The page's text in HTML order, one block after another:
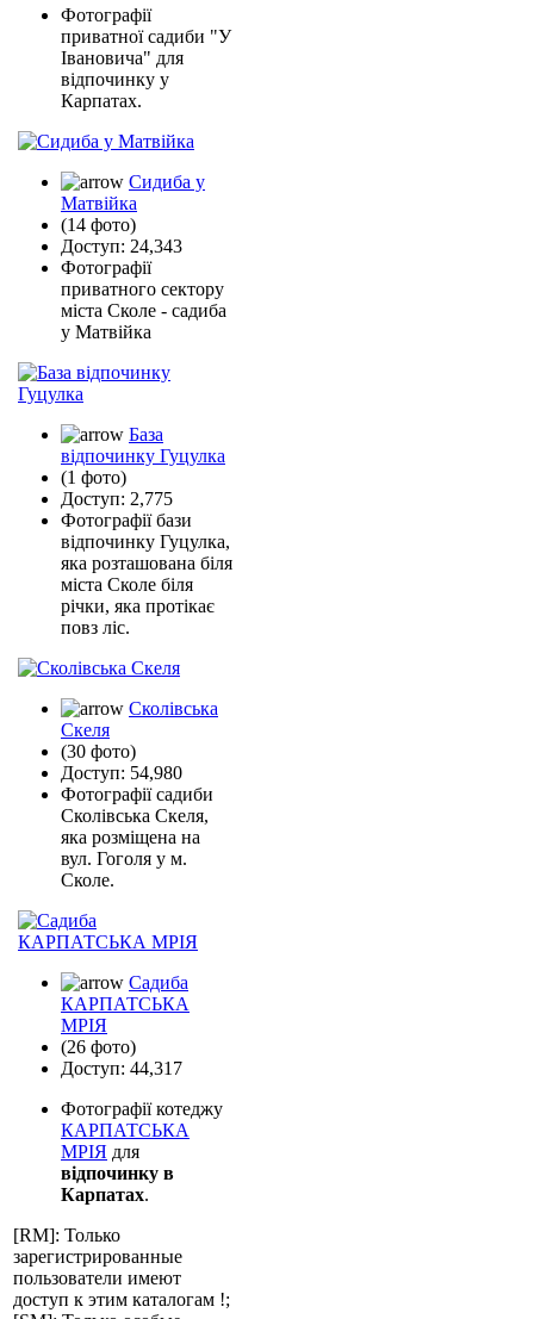
Фотографії
приватної садиби "У
Івановича" для
відпочинку у
Карпатах.
Сидиба у
Матвійка
(14 фото)
Доступ: 24,343
Фотографії
приватного сектору
міста Сколе - садиба
у Матвійка
База
відпочинку Гуцулка
(1 фото)
Доступ: 2,775
Фотографії бази
відпочинку Гуцулка,
яка розташована біля
міста Сколе біля
річки, яка протікає
повз ліс.
Сколівська
Скеля
(30 фото)
Доступ: 54,980
Фотографії садиби
Сколівська Скеля,
яка розміщена на
вул. Гоголя у м.
Сколе.
Садиба
КАРПАТСЬКА
МРІЯ
(26 фото)
Доступ: 44,317
Фотографії котеджу
КАРПАТСЬКА
МРІЯ для
відпочинку в
Карпатах.
[RM]: Только
зарегистрированные
пользователи имеют
доступ к этим каталогам !;